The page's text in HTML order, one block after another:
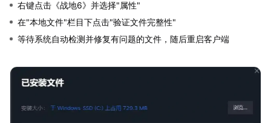
右键点击《战地6》并选择"属性"
在"本地文件"栏目下点击"验证文件完整性"
等待系统自动检测并修复有问题的文件，随后重启客户端